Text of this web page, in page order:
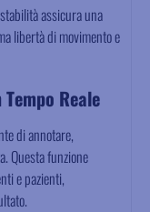
assicura una
libertà di movimento e
Reale
di annotare,
Questa funzione
e pazienti,